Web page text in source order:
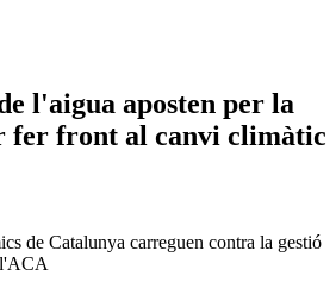
l'aigua aposten per la
fer front al canvi climàtic
de Catalunya carreguen contra la gestió
l'ACA